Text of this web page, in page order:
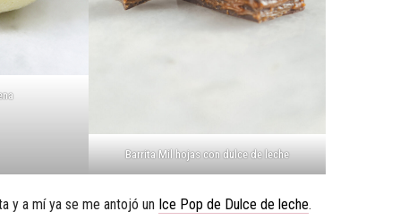
Barrita Mil hojas con dulce de leche
y a mí ya se me antojó un Ice Pop de Dulce de leche.